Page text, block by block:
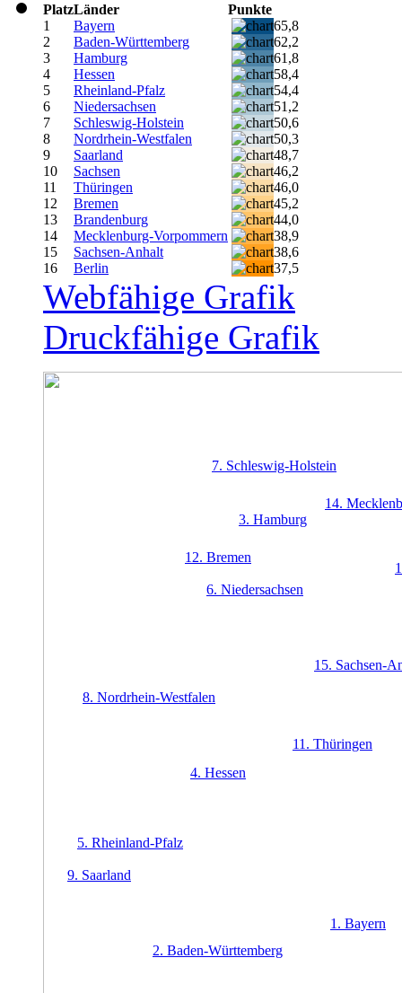
PlatzLänder
Punkte
1
Bayern
65,8
2
Baden-Württemberg
62,2
3
Hamburg
61,8
4
Hessen
58,4
5
Rheinland-Pfalz
54,4
6
Niedersachsen
51,2
7
Schleswig-Holstein
50,6
8
Nordrhein-Westfalen
50,3
9
Saarland
48,7
10
Sachsen
46,2
11
Thüringen
46,0
12
Bremen
45,2
13
Brandenburg
44,0
14
Mecklenburg-Vorpommern
38,9
15
Sachsen-Anhalt
38,6
16
Berlin 37,5
Webfähige Grafik
Druckfähige Grafik
1. Bayern
2. Baden-Württemberg
3. Hamburg
4. Hessen
5. Rheinland-Pfalz
6. Niedersachsen
7. Schleswig-Holstein
8. Nordrhein-Westfalen
9. Saarland
11. Thüringen
12. Bremen
14.
15. Sachsen-